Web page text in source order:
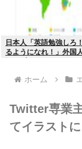
日本人「英語勉強しろ
るようになれ！」外国
ホーム
Twitter専業
てイラスト